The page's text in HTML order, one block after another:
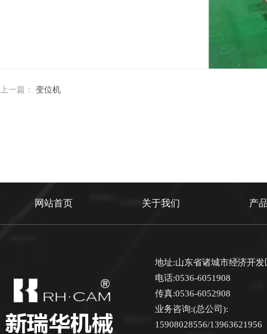
上一篇： 变位机
网站首页 关于我们 产
地址:山东省诸城市经济开
电话:0536-6051908
传真:0536-6052908
业务咨询:(总公司):
15908028556/13963621956